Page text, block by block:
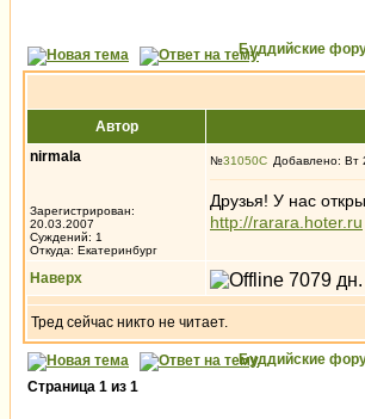
Буддийские
Автор
nirmala
Зарегистрирован:
20.03.2007
Суждений: 1
Откуда: Екатеринбург
№31050 Добавлено: Вт
Друзья! У нас
http://rarara.hoter.ru
Наверх
Тред сейчас никто не читает.
Буддийские
Страница 1 из 1